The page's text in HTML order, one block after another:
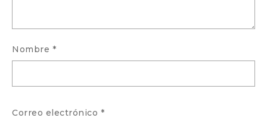
Nombre *
Correo electrónico *